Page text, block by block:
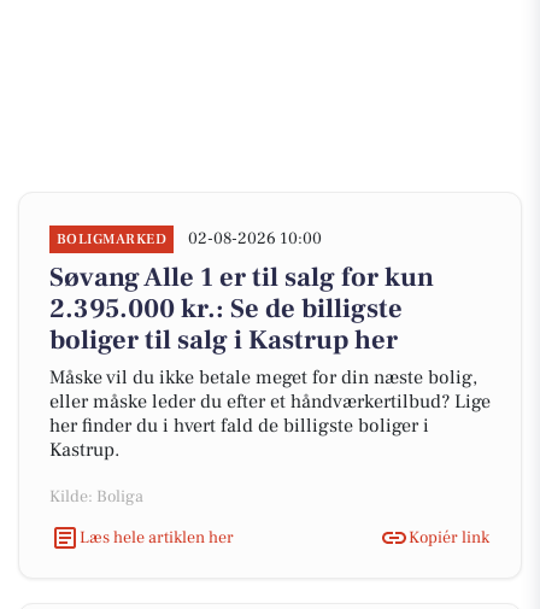
BOLIGMARKED 02-08-2026 10:00
Søvang Alle 1 er til salg for kun
2.395.000 kr.: Se de billigste
boliger til salg i Kastrup her
Måske vil du ikke betale meget for din næste bolig,
eller måske leder du efter et håndværkertilbud? Lige
her finder du i hvert fald de billigste boliger i
Kastrup.
Kilde: Boliga
Læs hele artiklen her
Kopiér link